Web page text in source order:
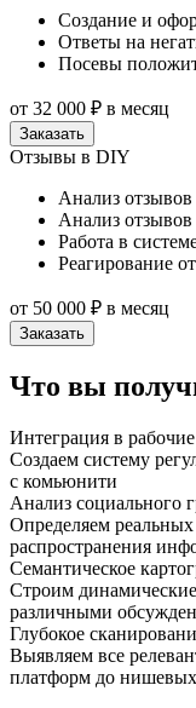
Создание и
Ответы на
Посевы
от 32 000 ₽ в месяц
Заказать
Отзывы в DIY
Анализ отзывов
Анализ отзывов
Работа в
Реагирование
от 50 000 ₽ в месяц
Заказать
Что вы
Интеграция в
Создаем систему
с комьюнити
Анализ социального
Определяем
распространения
Семантическое
Строим
различными
Глубокое
Выявляем все
платформ до